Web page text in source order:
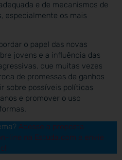
e de mecanismos de
especialmente os mais
o papel das novas
jovens e a influência das
que muitas vezes
de promessas de ganhos
sobre possíveis políticas
e promover o uso
Acesse a proposta
line na Estuda.com e envie